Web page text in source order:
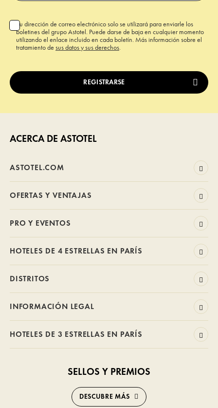
Su dirección de correo electrónico solo se utilizará para enviarle los
boletines del grupo Astotel. Puede darse de baja en cualquier momento
utilizando el enlace incluido en cada boletín. Más información sobre el
tratamiento de sus datos y sus derechos.
ACERCA DE ASTOTEL
ASTOTEL.COM
OFERTAS Y VENTAJAS
PRO Y EVENTOS
HOTELES DE 4 ESTRELLAS EN PARÍS
DISTRITOS
INFORMACIÓN LEGAL
HOTELES DE 3 ESTRELLAS EN PARÍS
SELLOS Y PREMIOS
DESCUBRE MÁS